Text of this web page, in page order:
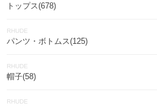
トップス(678)
RHUDE
パンツ・ボトムス(125)
RHUDE
帽子(58)
RHUDE